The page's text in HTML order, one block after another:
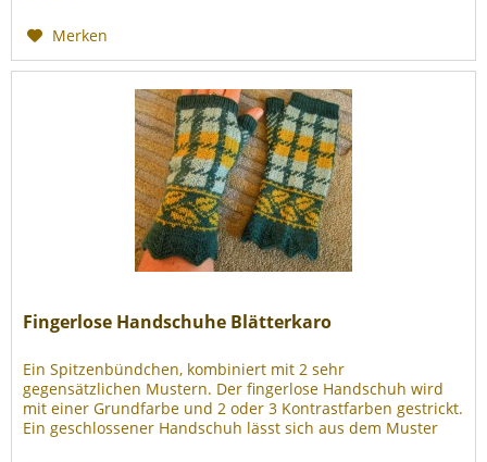
Merken
Fingerlose Handschuhe Blätterkaro
Ein Spitzenbündchen, kombiniert mit 2 sehr
gegensätzlichen Mustern. Der fingerlose Handschuh wird
mit einer Grundfarbe und 2 oder 3 Kontrastfarben gestrickt.
Ein geschlossener Handschuh lässt sich aus dem Muster